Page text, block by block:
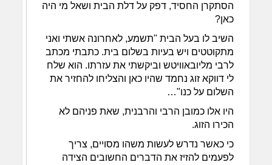
הסתקרן החסיד, דפק על דלת הבית ושאל מי היה
כאן?
השיב לו בעל הבית "תשמע, לאחרונה אשתי ואני
מתקוטטים ויש בעיות בשלום בית. כתבתי מכתב
לרבי מליובאוויטש וביקשתי את עזרתו. הוא שלח
לי דווקא זוג נחמד שהיו כאן והצליחו להחזיר את
השלום על כנו"…
היו אלו כמובן הרבי והרבנית, שאת פניהם לא
הכירו הזוג.
כי כאשר נדרש לעשות משהו מסויים, צריך
לפעמים להזיז את הדברים החשובים הצידה